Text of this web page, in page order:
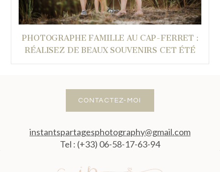
PHOTOGRAPHE FAMILLE AU CAP-FERRET :
RÉALISEZ DE BEAUX SOUVENIRS CET ÉTÉ
CONTACTEZ-MOI
instantspartagesphotography@gmail.com
Tel : (+33) 06-58-17-63-94